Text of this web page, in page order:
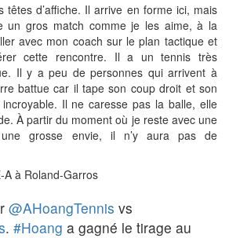
têtes d’affiche. Il arrive en forme ici, mais
un gros match comme je les aime, à la
avec mon coach sur le plan tactique et
cette rencontre. Il a un tennis très
Il y a peu de personnes qui arrivent à
battue car il tape son coup droit et son
incroyable. Il ne caresse pas la balle, elle
À partir du moment où je reste avec une
grosse envie, il n’y aura pas de
A à Roland-Garros
@AHoangTennis vs
. #Hoang a gagné le tirage au